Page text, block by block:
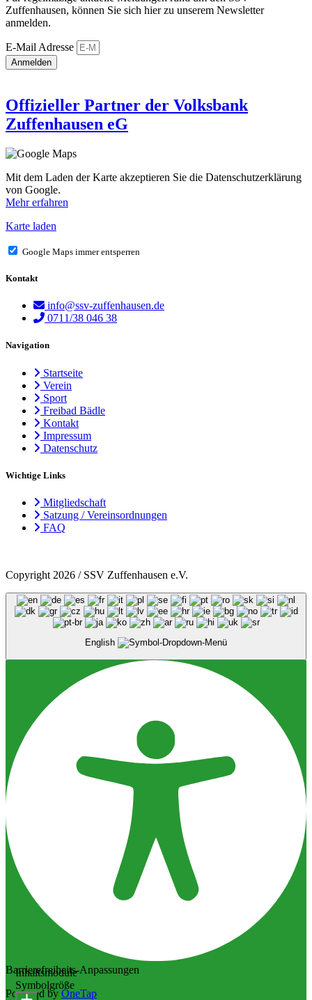
Zuffenhausen, können Sie sich hier zu unserem Newsletter
anmelden.
E-Mail Adresse
Anmelden
Offizieller Partner der Volksbank
Zuffenhausen eG
Mit dem Laden der Karte akzeptieren Sie die Datenschutzerklärung
von Google.
Mehr erfahren
Karte laden
Google Maps immer entsperren
Kontakt
info@ssv-zuffenhausen.de
0711/38 046 38
Navigation
Startseite
Verein
Sport
Freibad Bädle
Kontakt
Impressum
Datenschutz
Wichtige Links
Mitgliedschaft
Satzung / Vereinsordnungen
FAQ
Copyright 2026 / SSV Zuffenhausen e.V.
English
Barrierefreiheits-Anpassungen
Powered by OneTap
Inhaltsmodule
Symbolgröße